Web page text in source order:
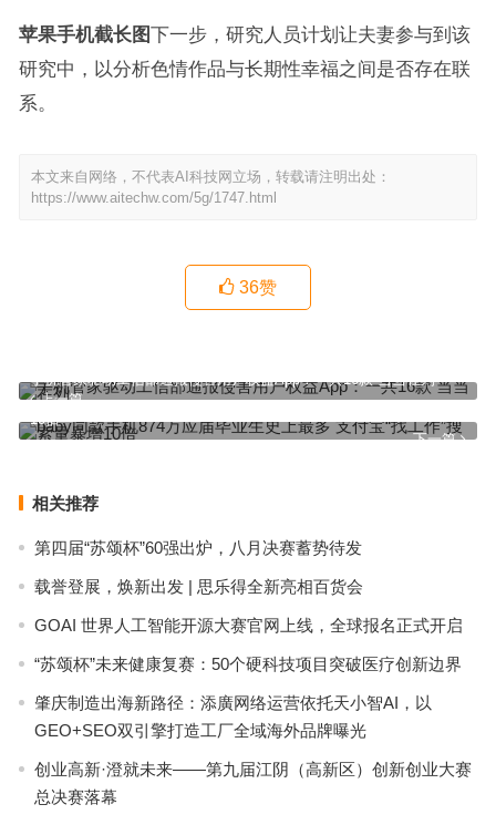
苹果手机截长图下一步，研究人员计划让夫妻参与到该
研究中，以分析色情作品与长期性幸福之间是否存在联
系。
本文来自网络，不代表AI科技网立场，转载请注明出处：
https://www.aitechw.com/5g/1747.html
36赞
上一篇
手机管家驱动工信部通报侵害用户权益App：一共16款 当当在列
下一篇
baby同款手机874万应届毕业生史上最多 支付宝“找工作”搜索量暴增
10倍
相关推荐
第四届“苏颂杯”60强出炉，八月决赛蓄势待发
载誉登展，焕新出发 | 思乐得全新亮相百货会
GOAI 世界人工智能开源大赛官网上线，全球报名正式开启
“苏颂杯”未来健康复赛：50个硬科技项目突破医疗创新边界
肇庆制造出海新路径：添廣网络运营依托天小智AI，以
GEO+SEO双引擎打造工厂全域海外品牌曝光
创业高新·澄就未来——第九届江阴（高新区）创新创业大赛
总决赛落幕